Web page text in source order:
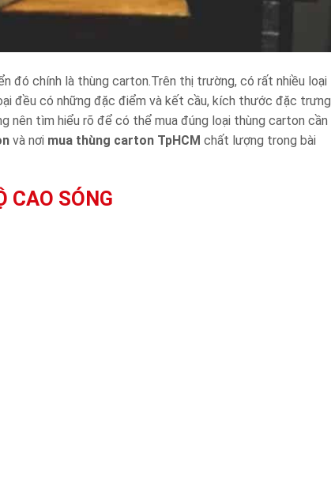
đó chính là thùng carton.Trên thị trường, có rất nhiều loại
đều có những đặc điểm và kết cầu, kích thước đặc trưng
nên tìm hiểu rõ để có thể mua đúng loại thùng carton cần
và nơi mua thùng carton TpHCM chất lượng trong bài
CAO SÓNG